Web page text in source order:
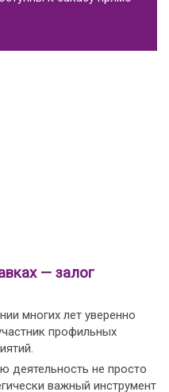
— залог
многих лет уверенно
профильных
деятельность не просто
важный инструмент